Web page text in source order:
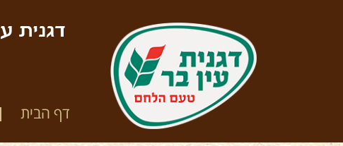
דגנית
דף הבית